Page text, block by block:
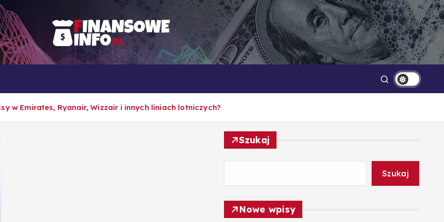
To i owo o rachunkowości, pracy, biznesie i ekonomii
w Emirates, Ryanair, Wizzair i innych liniach lotniczych?
Szukaj
Szukaj
Nowe wpisy